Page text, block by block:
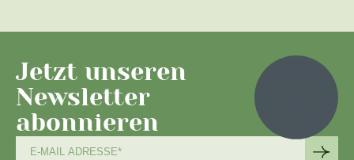
Jetzt unseren
Newsletter
abonnieren